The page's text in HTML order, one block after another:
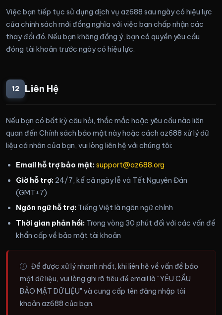
Việc bạn tiếp tục sử dụng dịch vụ az688 sau ngày có hiệu lực
của chính sách mới đồng nghĩa với việc bạn chấp nhận các
thay đổi đó. Nếu bạn không đồng ý, bạn có quyền yêu cầu
đóng tài khoản trước ngày có hiệu lực.
12 Liên Hệ
Nếu bạn có bất kỳ câu hỏi, thắc mắc hoặc yêu cầu nào liên
quan đến Chính sách bảo mật này hoặc cách az688 xử lý dữ
liệu cá nhân của bạn, vui lòng liên hệ với chúng tôi:
Email hỗ trợ bảo mật:support@az688.org
Giờ hỗ trợ: 24/7, kể cả ngày lễ và Tết Nguyên Đán
(GMT+7)
Ngôn ngữ hỗ trợ: Tiếng Việt là ngôn ngữ chính
Thời gian phản hồi: Trong vòng 30 phút đối với các vấn đề
khẩn cấp về bảo mật tài khoản
Để được xử lý nhanh nhất, khi liên hệ về vấn đề bảo
mật dữ liệu, vui lòng ghi rõ tiêu đề email là "YÊU CẦU
BẢO MẬT DỮ LIỆU" và cung cấp tên đăng nhập tài
khoản az688 của bạn.